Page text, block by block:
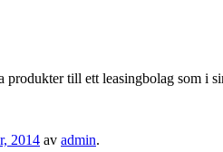
produkter till ett leasingbolag som i
2014 av admin.